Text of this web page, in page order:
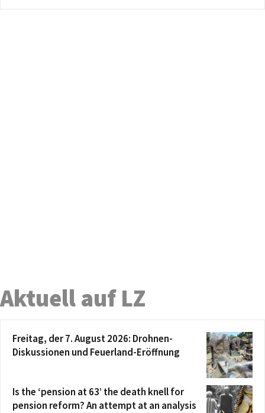
Aktuell auf LZ
Freitag, der 7. August 2026: Drohnen-
Diskussionen und Feuerland-Eröffnung
Is the ‘pension at 63’ the death knell for
pension reform? An attempt at an analysis